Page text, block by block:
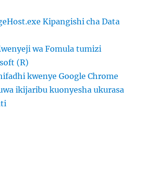
Kipangishi cha Data
wa Fomula tumizi
(R)
kwenye Google Chrome
ikijaribu kuonyesha ukurasa